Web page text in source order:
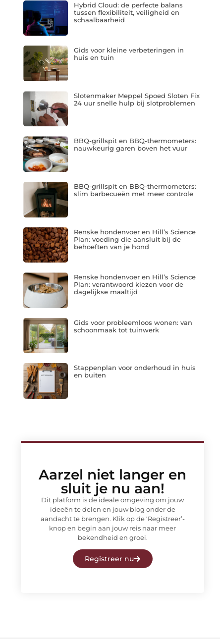
Hybrid Cloud: de perfecte balans
tussen flexibiliteit, veiligheid en
schaalbaarheid
Gids voor kleine verbeteringen in
huis en tuin
Slotenmaker Meppel Spoed Sloten Fix
24 uur snelle hulp bij slotproblemen
BBQ-grillspit en BBQ-thermometers:
nauwkeurig garen boven het vuur
BBQ-grillspit en BBQ-thermometers:
slim barbecueën met meer controle
Renske hondenvoer en Hill’s Science
Plan: voeding die aansluit bij de
behoeften van je hond
Renske hondenvoer en Hill’s Science
Plan: verantwoord kiezen voor de
dagelijkse maaltijd
Gids voor probleemloos wonen: van
schoonmaak tot tuinwerk
Stappenplan voor onderhoud in huis
en buiten
Aarzel niet langer en
sluit je nu aan!
Dit platform is de ideale omgeving om jouw
ideeën te delen en jouw blog onder de
aandacht te brengen. Klik op de ‘Registreer’-
knop en begin aan jouw reis naar meer
bekendheid en groei.
Registreer nu